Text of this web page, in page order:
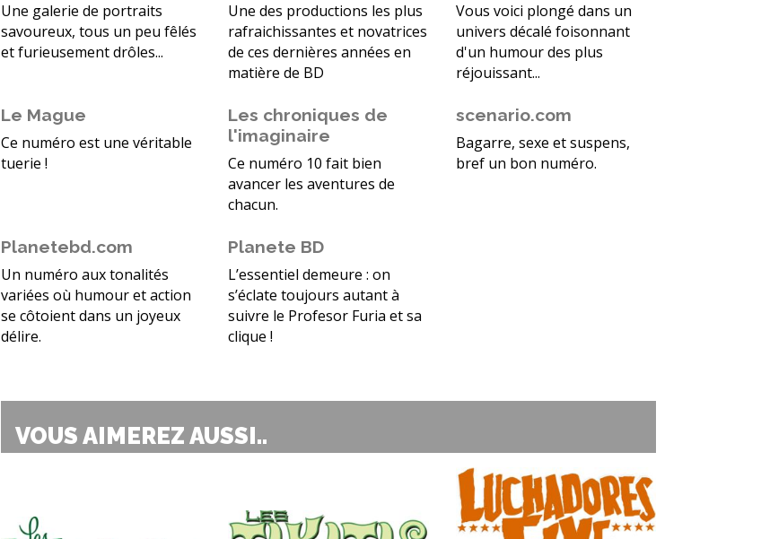
Une galerie de portraits
savoureux, tous un peu fêlés
et furieusement drôles...
Une des productions les plus
rafraichissantes et novatrices
de ces dernières années en
matière de BD
Vous voici plongé dans un
univers décalé foisonnant
d'un humour des plus
réjouissant...
Le Mague
Ce numéro est une véritable
tuerie !
Les chroniques de
l'imaginaire
Ce numéro 10 fait bien
avancer les aventures de
chacun.
scenario.com
Bagarre, sexe et suspens,
bref un bon numéro.
Planetebd.com
Un numéro aux tonalités
variées où humour et action
se côtoient dans un joyeux
délire.
Planete BD
L’essentiel demeure : on
s’éclate toujours autant à
suivre le Profesor Furia et sa
clique !
VOUS AIMEREZ AUSSI..